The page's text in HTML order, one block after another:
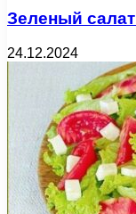
Зеленый
24.12.2024